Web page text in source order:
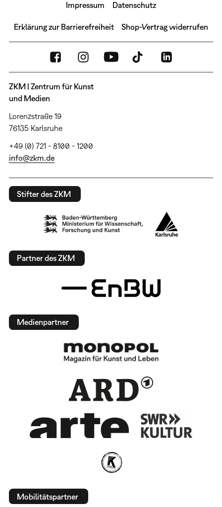
Impressum Datenschutz
Erklärung zur Barrierefreiheit Shop-Vertrag widerrufen
ZKM | Zentrum für Kunst
und Medien
Lorenzstraße 19
76135 Karlsruhe
+49 (0) 721 - 8100 - 1200
info@zkm.de
Stifter des ZKM
Partner des ZKM
Medienpartner
Mobilitätspartner